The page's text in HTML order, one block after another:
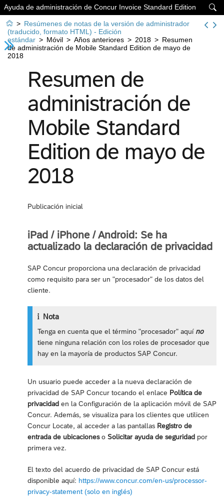

Ayuda de administración de Concur Invoice Standard Edition
 > Resúmenes de notas de la versión de administrador
(traducido, formato HTML) - Edición
estándar > Móvil > Años anteriores > 2018 > Resumen
de administración de Mobile Standard Edition de mayo de
2018
Resumen de
administración de
Mobile Standard
Edition de mayo de
2018
Publicación inicial
iPad / iPhone / Android: Se ha
actualizado la declaración de privacidad
SAP Concur proporciona una declaración de privacidad
como requisito para ser un "procesador" de los datos del
cliente.
Nota
Tenga en cuenta que el término "procesador" aquí no
tiene ninguna relación con los roles de procesador que
hay en la mayoría de productos SAP Concur.
Un usuario puede acceder a la nueva declaración de
privacidad de SAP Concur tocando el enlace Política de
privacidad en la Configuración de la aplicación móvil de SAP
Concur. Además, se visualiza para los clientes que utilicen
Concur Locate, al acceder a las pantallas Registro de
entrada de ubicacioneso Solicitar ayuda de seguridad por
primera vez.
El texto del acuerdo de privacidad de SAP Concur está
disponible aquí: https://www.concur.com/en-us/processor-
privacy-statement (solo en inglés)